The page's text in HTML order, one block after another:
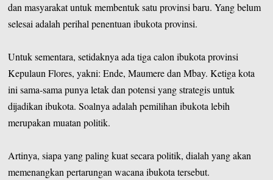
dan masyarakat untuk membentuk satu provinsi baru. Yang belum
selesai adalah perihal penentuan ibukota provinsi.
Untuk sementara, setidaknya ada tiga calon ibukota provinsi
Kepulaun Flores, yakni: Ende, Maumere dan Mbay. Ketiga kota
ini sama-sama punya letak dan potensi yang strategis untuk
dijadikan ibukota. Soalnya adalah pemilihan ibukota lebih
merupakan muatan politik.
Artinya, siapa yang paling kuat secara politik, dialah yang akan
memenangkan pertarungan wacana ibukota tersebut.